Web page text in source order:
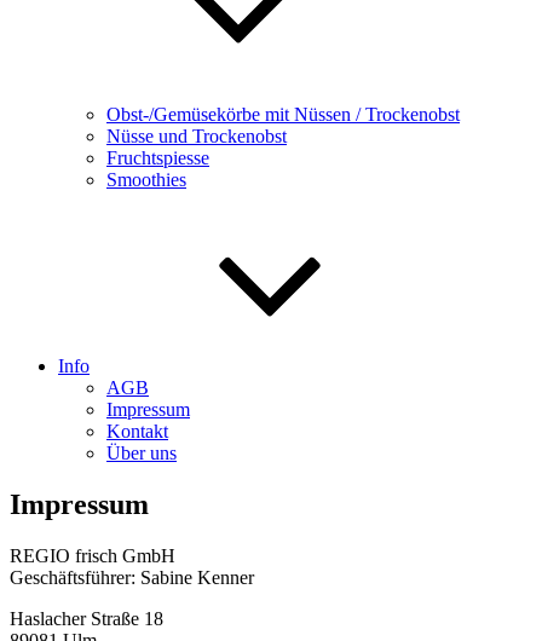
Obst-/Gemüsekörbe mit Nüssen / Trockenobst
Nüsse und Trockenobst
Fruchtspiesse
Smoothies
Info
AGB
Impressum
Kontakt
Über uns
Impressum
REGIO frisch GmbH
Geschäftsführer: Sabine Kenner
Haslacher Straße 18